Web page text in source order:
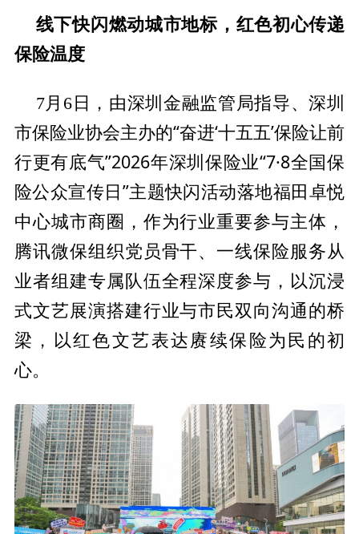
线下快闪燃动城市地标，红色初心传递
保险温度
7月6日，由深圳金融监管局指导、深圳
市保险业协会主办的“奋进‘十五五’保险让前
行更有底气”2026年深圳保险业“7·8全国保
险公众宣传日”主题快闪活动落地福田卓悦
中心城市商圈，作为行业重要参与主体，
腾讯微保组织党员骨干、一线保险服务从
业者组建专属队伍全程深度参与，以沉浸
式文艺展演搭建行业与市民双向沟通的桥
梁，以红色文艺表达赓续保险为民的初
心。